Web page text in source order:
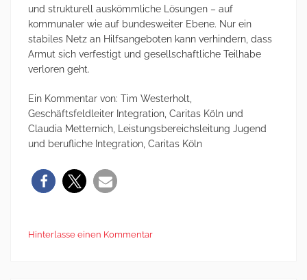
und strukturell auskömmliche Lösungen – auf
kommunaler wie auf bundesweiter Ebene. Nur ein
stabiles Netz an Hilfsangeboten kann verhindern, dass
Armut sich verfestigt und gesellschaftliche Teilhabe
verloren geht.
Ein Kommentar von: Tim Westerholt,
Geschäftsfeldleiter Integration, Caritas Köln und
Claudia Metternich, Leistungsbereichsleitung Jugend
und berufliche Integration, Caritas Köln
Hinterlasse einen Kommentar